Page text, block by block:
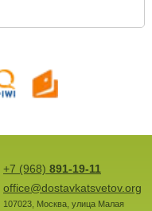
+7 (968) 891-19-11
office@dostavkatsvetov.org
107023, Москва, улица Малая